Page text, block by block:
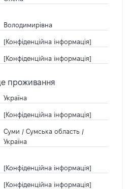
Володимирівна
[Конфіденційна інформація]
[Конфіденційна інформація]
проживання
Україна
[Конфіденційна інформація]
Суми / Сумська область /
Україна
[Конфіденційна інформація]
[Конфіденційна інформація]